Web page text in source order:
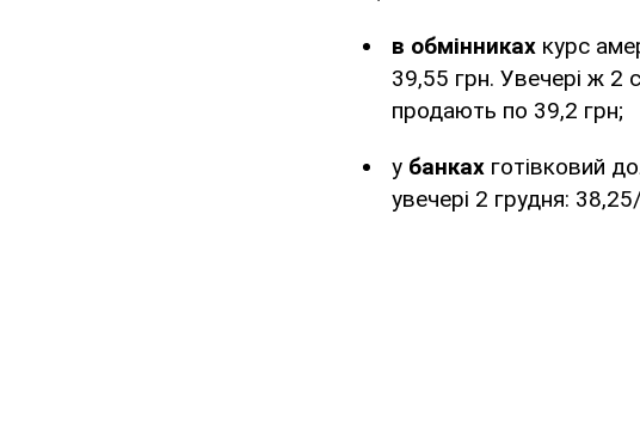
в обмінниках курс
39,55 грн. Увечері ж 2
продають по 39,2 грн;
у банках готівковий
увечері 2 грудня: